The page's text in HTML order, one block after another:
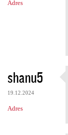
Adres
shanu5
19.12.2024
Adres